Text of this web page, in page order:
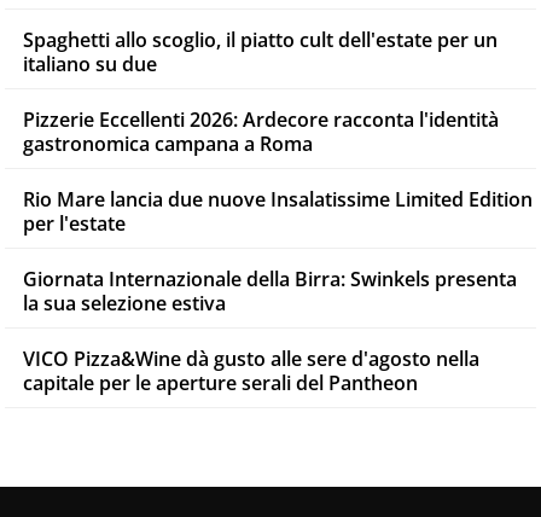
Spaghetti allo scoglio, il piatto cult dell'estate per un
italiano su due
Pizzerie Eccellenti 2026: Ardecore racconta l'identità
gastronomica campana a Roma
Rio Mare lancia due nuove Insalatissime Limited Edition
per l'estate
Giornata Internazionale della Birra: Swinkels presenta
la sua selezione estiva
VICO Pizza&Wine dà gusto alle sere d'agosto nella
capitale per le aperture serali del Pantheon